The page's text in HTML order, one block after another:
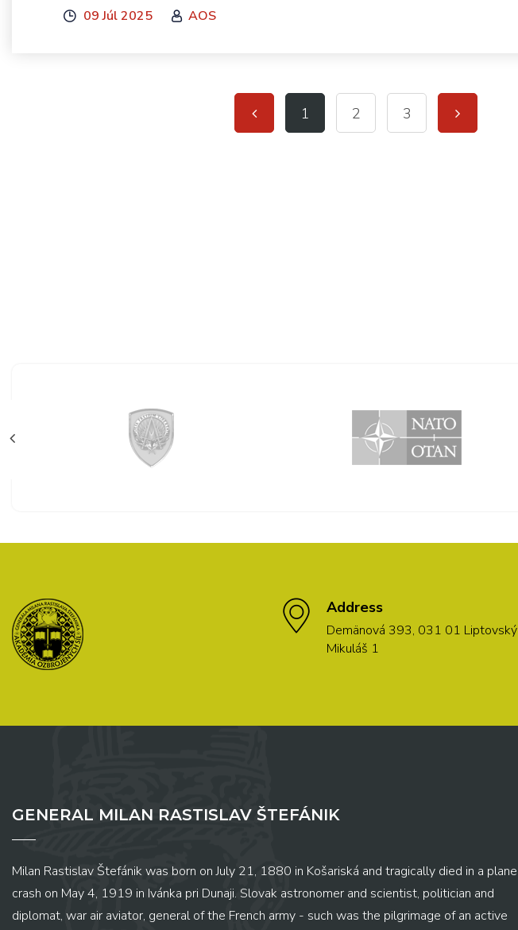
09 Júl 2025 AOS
1 2 3
Address
Demänová 393, 031 01 Liptovský
Mikuláš 1
GENERAL MILAN RASTISLAV ŠTEFÁNIK
Milan Rastislav Štefánik was born on July 21, 1880 in Košariská and tragically died in a plane
crash on May 4, 1919 in Ivánka pri Dunaji. Slovak astronomer and scientist, politician and
diplomat, war air aviator, general of the French army - such was the pilgrimage of an active